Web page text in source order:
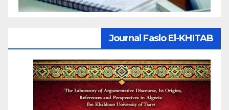
Journal Faslo El-KHITAB